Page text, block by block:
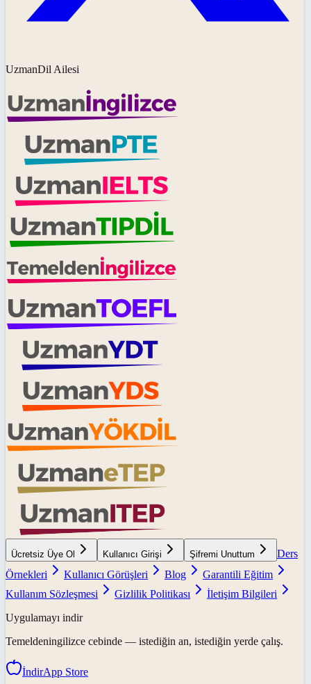
UzmanDil Ailesi
Ücretsiz Üye Ol Kullanıcı Girişi Şifremi Unuttum
Ders
Örnekleri
Kullanıcı Görüşleri Blog
Garantili Eğitim
Kullanım Sözleşmesi
Gizlilik Politikası
İletişim Bilgileri
Uygulamayı indir
Temeldeningilizce cebinde — istediğin an, istediğin yerde çalış.
İndirApp Store